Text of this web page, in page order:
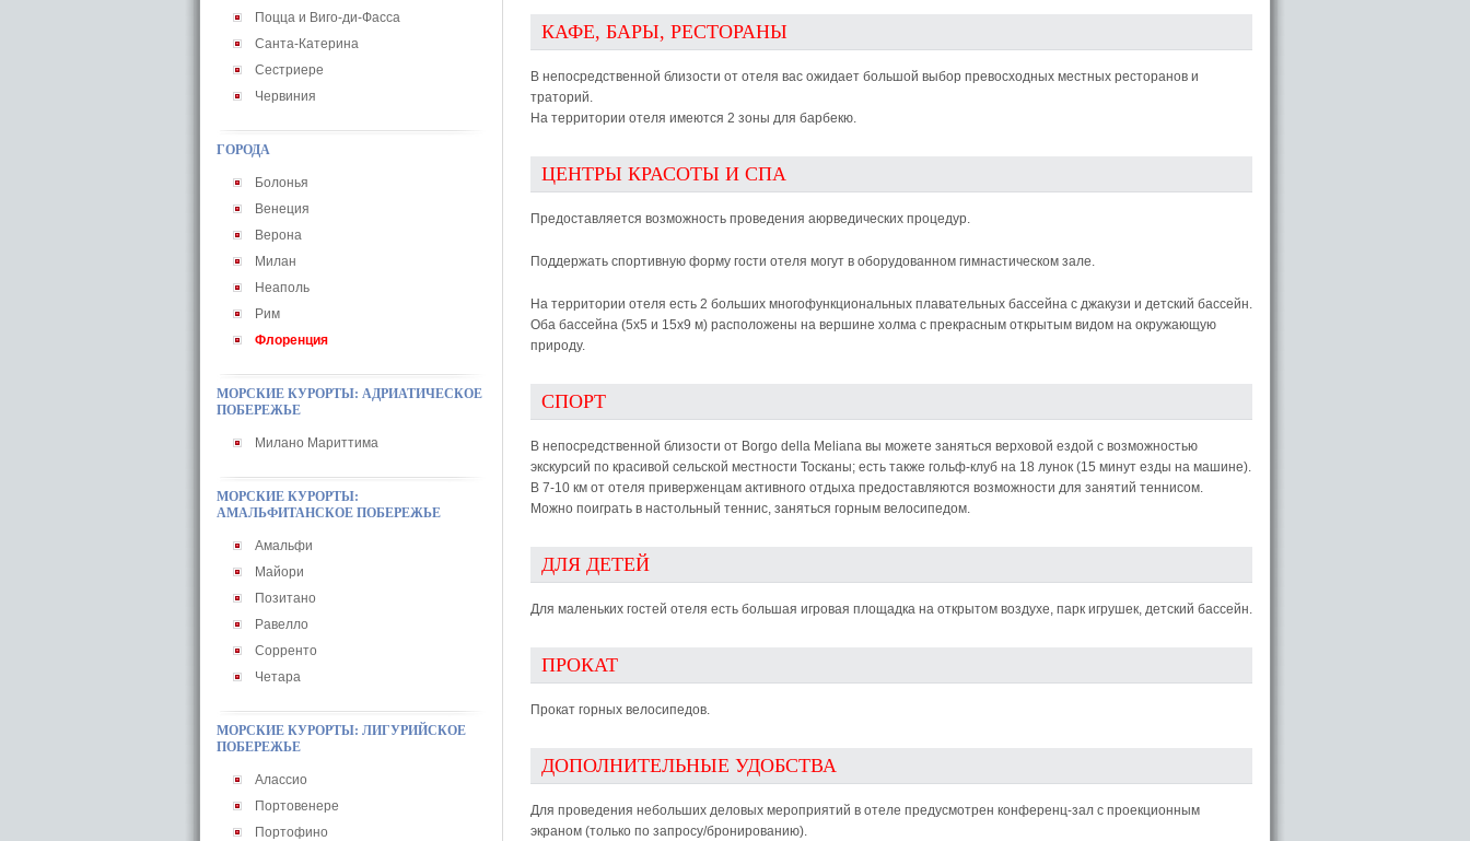
Поцца и Виго-ди-Фасса
Санта-Катерина
Сестриере
Червиния
ГОРОДА
Болонья
Венеция
Верона
Милан
Неаполь
Рим
Флоренция
МОРСКИЕ КУРОРТЫ: АДРИАТИЧЕСКОЕ
ПОБЕРЕЖЬЕ
Милано Мариттима
МОРСКИЕ КУРОРТЫ:
АМАЛЬФИТАНСКОЕ ПОБЕРЕЖЬЕ
Амальфи
Майори
Позитано
Равелло
Сорренто
Четара
МОРСКИЕ КУРОРТЫ: ЛИГУРИЙСКОЕ
ПОБЕРЕЖЬЕ
Алассио
Портовенере
Портофино
КАФЕ, БАРЫ, РЕСТОРАНЫ
В непосредственной близости от отеля вас ожидает большой выбор превосходных местных ресторанов и
траторий.
На территории отеля имеются 2 зоны для барбекю.
ЦЕНТРЫ КРАСОТЫ И СПА
Предоставляется возможность проведения аюрведических процедур.
Поддержать спортивную форму гости отеля могут в оборудованном гимнастическом зале.
На территории отеля есть 2 больших многофункциональных плавательных бассейна с джакузи и детский бассейн.
Оба бассейна (5х5 и 15х9 м) расположены на вершине холма с прекрасным открытым видом на окружающую
природу.
СПОРТ
В непосредственной близости от Borgo della Meliana вы можете заняться верховой ездой с возможностью
экскурсий по красивой сельской местности Тосканы; есть также гольф-клуб на 18 лунок (15 минут езды на машине).
В 7-10 км от отеля приверженцам активного отдыха предоставляются возможности для занятий теннисом.
Можно поиграть в настольный теннис, заняться горным велосипедом.
ДЛЯ ДЕТЕЙ
Для маленьких гостей отеля есть большая игровая площадка на открытом воздухе, парк игрушек, детский бассейн.
ПРОКАТ
Прокат горных велосипедов.
ДОПОЛНИТЕЛЬНЫЕ УДОБСТВА
Для проведения небольших деловых мероприятий в отеле предусмотрен конференц-зал с проекционным
экраном (только по запросу/бронированию).